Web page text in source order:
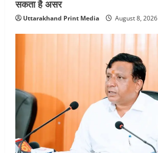
सकता है असर
Uttarakhand Print Media August 8, 2026